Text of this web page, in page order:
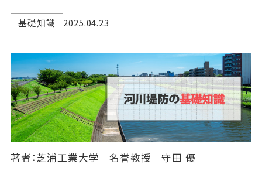
基礎知識 2025.04.23
著者：芝浦工業大学 名誉教授 守田 優